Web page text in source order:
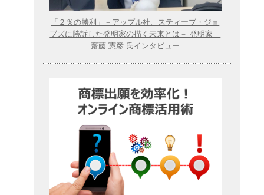
「２％の勝利」－アップル社、スティーブ・ジョ
ブズに勝訴した発明家の描く未来とは－ 発明家
齋藤 憲彦 氏インタビュー